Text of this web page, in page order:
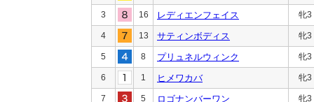
3 16 レディエンフェイス 牝3
4 13 サティンボディス 牝3
5 8 プリュネルウィンク 牝3
6 1 ヒメワカバ 牝3
7 5 ロゴナンバーワン 牝3